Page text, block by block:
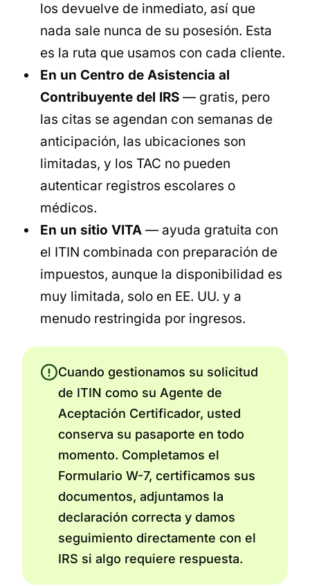
los devuelve de inmediato, así que
nada sale nunca de su posesión. Esta
es la ruta que usamos con cada cliente.
En un Centro de Asistencia al
Contribuyente del IRS— gratis, pero
las citas se agendan con semanas de
anticipación, las ubicaciones son
limitadas, y los TAC no pueden
autenticar registros escolares o
médicos.
En un sitio VITA— ayuda gratuita con
el ITIN combinada con preparación de
impuestos, aunque la disponibilidad es
muy limitada, solo en EE. UU. y a
menudo restringida por ingresos.
Cuando gestionamos su solicitud
de ITIN como su Agente de
Aceptación Certificador, usted
conserva su pasaporte en todo
momento. Completamos el
Formulario W-7, certificamos sus
documentos, adjuntamos la
declaración correcta y damos
seguimiento directamente con el
IRS si algo requiere respuesta.